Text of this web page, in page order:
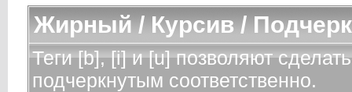
Жирный / Курсив /
Теги [b], [i] и [u] позволяют
подчеркнутым соответственно.